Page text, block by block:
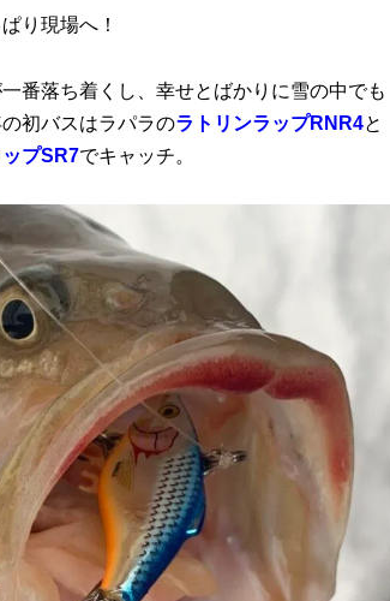
り現場へ！
番落ち着くし、幸せとばかりに雪の中でも
初バスはラパラのラトリンラップRNR4と
プSR7でキャッチ。